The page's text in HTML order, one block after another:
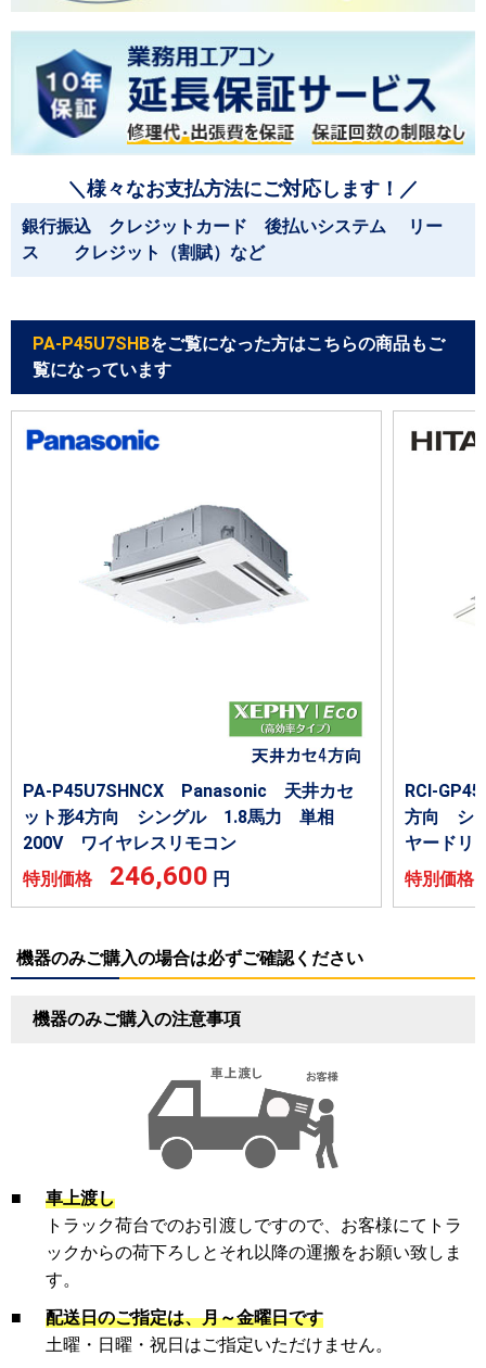
＼様々なお支払方法にご対応します！／
銀行振込 クレジットカード 後払いシステム リー
ス クレジット（割賦）など
PA-P45U7SHBをご覧になった方はこちらの商品もご
覧になっています
PA-P45U7SHNCX Panasonic 天井カセ
ット形4方向 シングル 1.8馬力 単相
200V ワイヤレスリモコン
特別価格 246,600 円
RCI-
方向 シ
ヤードリ
特別価
機器のみご購入の場合は必ずご確認ください
機器のみご購入の注意事項
■
車上渡し
トラック荷台でのお引渡しですので、お客様にてトラ
ックからの荷下ろしとそれ以降の運搬をお願い致しま
す。
■
配送日のご指定は、月～金曜日です
土曜・日曜・祝日はご指定いただけません。